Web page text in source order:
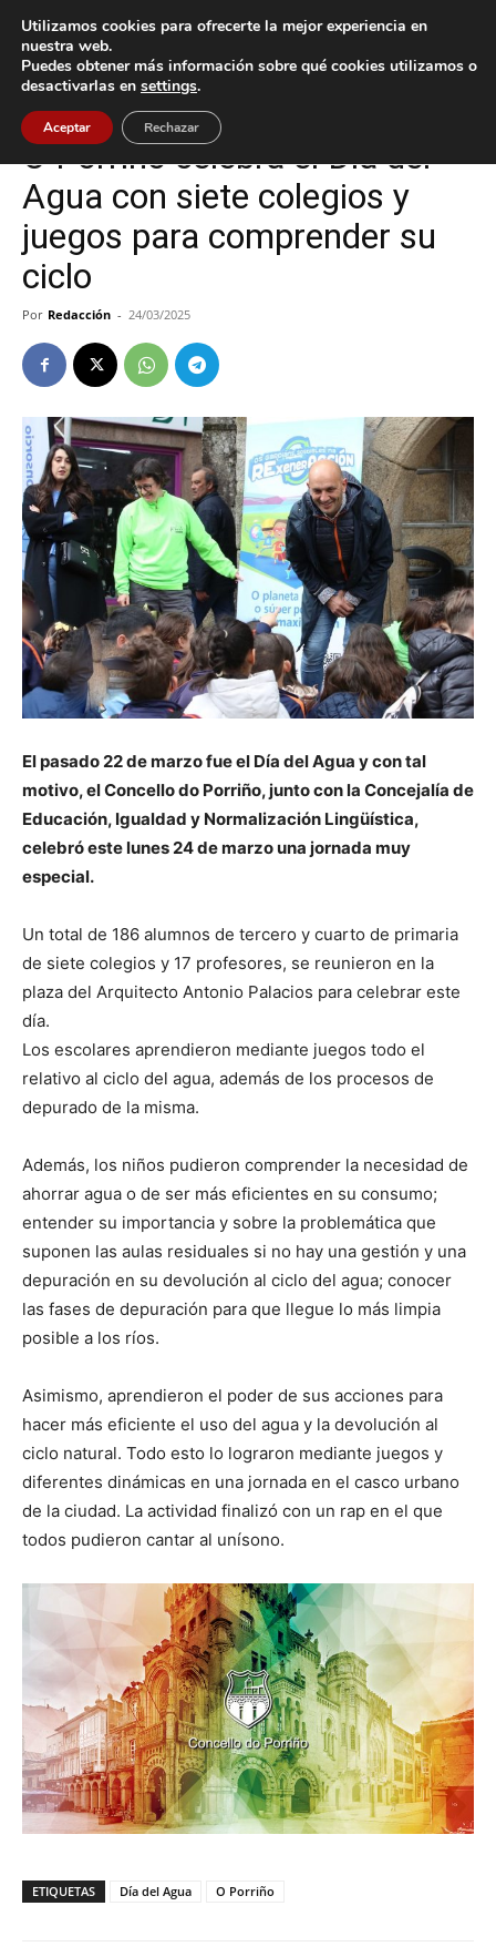
Inicio Cultura / Ocio
Cultura / Ocio O Porriño
O Porriño celebra el Día del
Agua con siete colegios y
juegos para comprender su
ciclo
Por Redacción - 24/03/2025
El pasado 22 de marzo fue el Día del Agua y con tal
motivo, el Concello do Porriño, junto con la Concejalía de
Educación, Igualdad y Normalización Lingüística,
celebró este lunes 24 de marzo una jornada muy
especial.
Un total de 186 alumnos de tercero y cuarto de primaria
de siete colegios y 17 profesores, se reunieron en la
plaza del Arquitecto Antonio Palacios para celebrar este
día.
Los escolares aprendieron mediante juegos todo el
relativo al ciclo del agua, además de los procesos de
depurado de la misma.
Además, los niños pudieron comprender la necesidad de
ahorrar agua o de ser más eficientes en su consumo;
entender su importancia y sobre la problemática que
suponen las aulas residuales si no hay una gestión y una
depuración en su devolución al ciclo del agua; conocer
las fases de depuración para que llegue lo más limpia
posible a los ríos.
Asimismo, aprendieron el poder de sus acciones para
hacer más eficiente el uso del agua y la devolución al
ciclo natural. Todo esto lo lograron mediante juegos y
diferentes dinámicas en una jornada en el casco urbano
de la ciudad. La actividad finalizó con un rap en el que
todos pudieron cantar al unísono.
ETIQUETAS Día del Agua O Porriño
Utilizamos cookies para ofrecerte la mejor experiencia en
nuestra web.
Puedes obtener más información sobre qué cookies utilizamos o
desactivarlas en settings.
Aceptar Rechazar